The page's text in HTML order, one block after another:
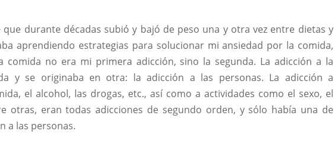
durante décadas subió y bajó de peso una y otra vez entre dietas y
aprendiendo estrategias para solucionar mi ansiedad por la comida,
comida no era mi primera adicción, sino la segunda. La adicción a la
y se originaba en otra: la adicción a las personas. La adicción a
el alcohol, las drogas, etc., así como a actividades como el sexo, el
otras, eran todas adicciones de segundo orden, y sólo había una de
a las personas.